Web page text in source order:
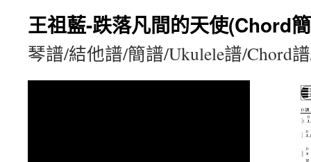
王祖藍-跌落凡間的天使(Chord
琴譜/結他譜/簡譜/Ukulele譜/Chord